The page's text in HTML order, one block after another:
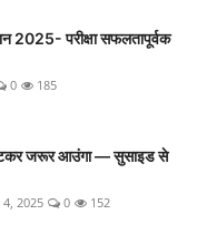
2025- परीक्षा सफलतापूर्वक
0 185
जरूर आउंगा — सुसाइड से
4, 2025 0 152